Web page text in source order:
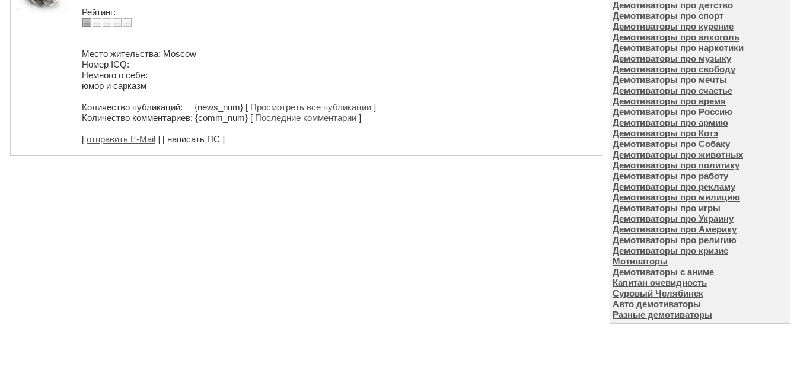
Рейтинг:
Место жительства: Moscow
Номер ICQ:
Немного о себе:
юмор и сарказм
Количество публикаций: {news_num} [ Просмотреть все публикации ]
Количество комментариев: {comm_num} [ Последние комментарии ]
[ отправить E-Mail ] [ написать ПС ]
Демотиваторы про детство
Демотиваторы про спорт
Демотиваторы про курение
Демотиваторы про алкоголь
Демотиваторы про наркотики
Демотиваторы про музыку
Демотиваторы про свободу
Демотиваторы про мечты
Демотиваторы про счастье
Демотиваторы про время
Демотиваторы про Россию
Демотиваторы про армию
Демотиваторы про Котэ
Демотиваторы про Собаку
Демотиваторы про животных
Демотиваторы про политику
Демотиваторы про работу
Демотиваторы про рекламу
Демотиваторы про милицию
Демотиваторы про игры
Демотиваторы про Украину
Демотиваторы про Америку
Демотиваторы про религию
Демотиваторы про кризис
Мотиваторы
Демотиваторы с аниме
Капитан очевидность
Суровый Челябинск
Авто демотиваторы
Разные демотиваторы